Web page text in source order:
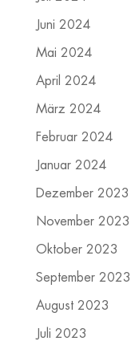
Juni 2024
Mai 2024
April 2024
März 2024
Februar 2024
Januar 2024
Dezember 2023
November 2023
Oktober 2023
September 2023
August 2023
Juli 2023